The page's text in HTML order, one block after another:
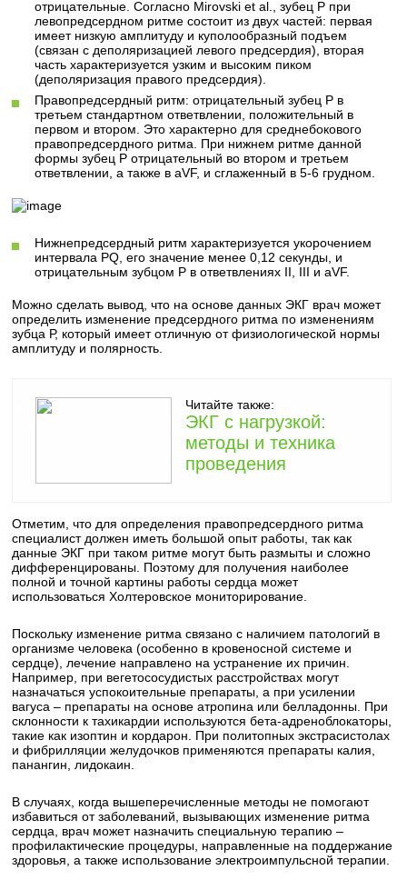
отрицательные. Согласно Mirovski et al., зубец Р при
левопредсердном ритме состоит из двух частей: первая
имеет низкую амплитуду и куполообразный подъем
(связан с деполяризацией левого предсердия), вторая
часть характеризуется узким и высоким пиком
(деполяризация правого предсердия).
Правопредсердный ритм: отрицательный зубец Р в
третьем стандартном ответвлении, положительный в
первом и втором. Это характерно для среднебокового
правопредсердного ритма. При нижнем ритме данной
формы зубец Р отрицательный во втором и третьем
ответвлении, а также в aVF, и сглаженный в 5-6 грудном.
Нижнепредсердный ритм характеризуется укорочением
интервала PQ, его значение менее 0,12 секунды, и
отрицательным зубцом Р в ответвлениях II, III и aVF.
Можно сделать вывод, что на основе данных ЭКГ врач может
определить изменение предсердного ритма по изменениям
зубца Р, который имеет отличную от физиологической нормы
амплитуду и полярность.
Читайте также:
ЭКГ с нагрузкой:
методы и техника
проведения
Отметим, что для определения правопредсердного ритма
специалист должен иметь большой опыт работы, так как
данные ЭКГ при таком ритме могут быть размыты и сложно
дифференцированы. Поэтому для получения наиболее
полной и точной картины работы сердца может
использоваться Холтеровское мониторирование.
Поскольку изменение ритма связано с наличием патологий в
организме человека (особенно в кровеносной системе и
сердце), лечение направлено на устранение их причин.
Например, при вегетососудистых расстройствах могут
назначаться успокоительные препараты, а при усилении
вагуса – препараты на основе атропина или белладонны. При
склонности к тахикардии используются бета-адреноблокаторы,
такие как изоптин и кордарон. При политопных экстрасистолах
и фибрилляции желудочков применяются препараты калия,
панангин, лидокаин.
В случаях, когда вышеперечисленные методы не помогают
избавиться от заболеваний, вызывающих изменение ритма
сердца, врач может назначить специальную терапию –
профилактические процедуры, направленные на поддержание
здоровья, а также использование электроимпульсной терапии.